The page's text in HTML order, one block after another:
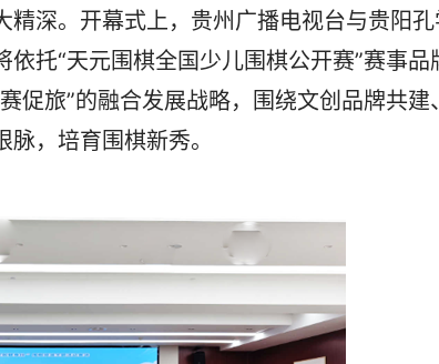
深。开幕式上，贵州广播电视台与贵阳孔
托“天元围棋全国少儿围棋公开赛”赛事品
促旅”的融合发展战略，围绕文创品牌共建、
，培育围棋新秀。